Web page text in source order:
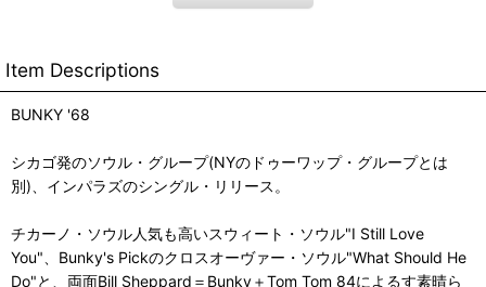
Item Descriptions
BUNKY '68
シカゴ発のソウル・グループ(NYのドゥーワップ・グループとは
別)、インパラズのシングル・リリース。
チカーノ・ソウル人気も高いスウィート・ソウル"I Still Love
You"、Bunky's Pickのクロスオーヴァー・ソウル"What Should He
Do"と、両面Bill Sheppard＝Bunky＋Tom Tom 84によるす素晴ら